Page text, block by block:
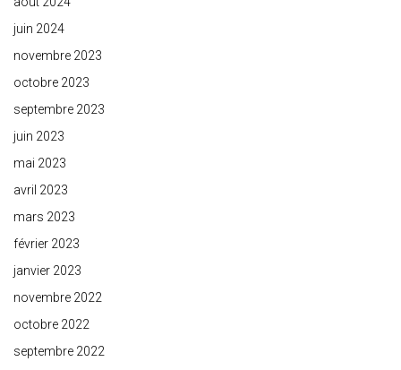
juin 2024
novembre 2023
octobre 2023
septembre 2023
juin 2023
mai 2023
avril 2023
mars 2023
février 2023
janvier 2023
novembre 2022
octobre 2022
septembre 2022